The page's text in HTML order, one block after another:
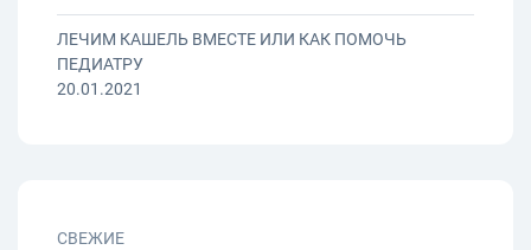
ЛЕЧИМ КАШЕЛЬ ВМЕСТЕ ИЛИ КАК ПОМОЧЬ
ПЕДИАТРУ
20.01.2021
СВЕЖИЕ